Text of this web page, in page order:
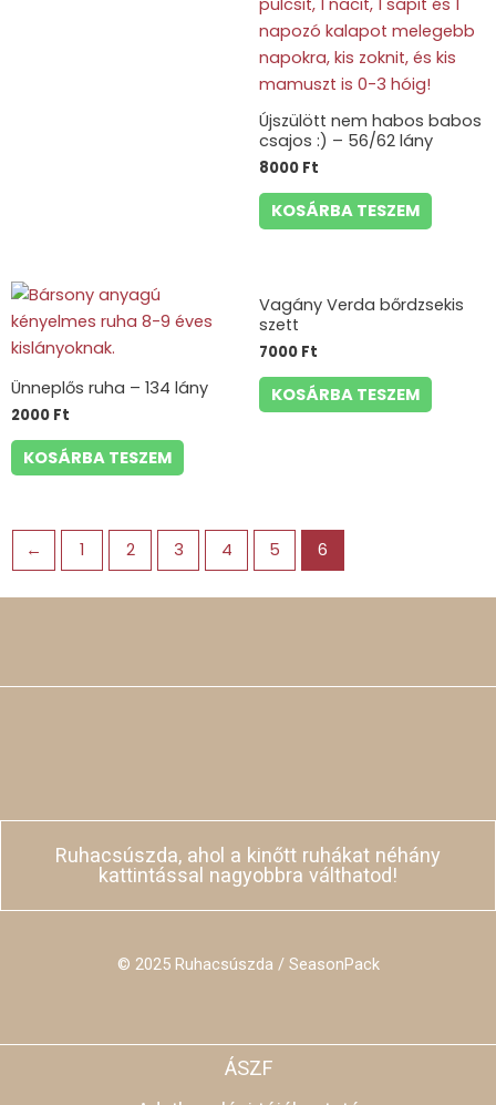
Újszülött nem habos babos
csajos :) – 56/62 lány
8000 Ft
KOSÁRBA TESZEM
Ünneplős ruha – 134 lány
2000 Ft
KOSÁRBA TESZEM
Vagány Verda bőrdzsekis
szett
7000 Ft
KOSÁRBA TESZEM
← 1 2 3 4 5 6
Ruhacsúszda, ahol a kinőtt ruhákat néhány
kattintással nagyobbra válthatod!
© 2025 Ruhacsúszda / SeasonPack
ÁSZF